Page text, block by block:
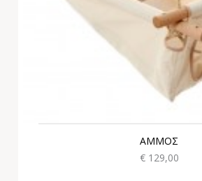
ΑΜΜΟΣ
€ 129,00